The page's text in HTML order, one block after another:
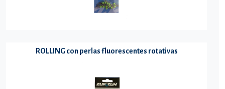
ROLLING con perlas fluorescentes rotativas